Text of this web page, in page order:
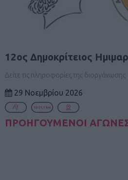
12ος Δημοκρίτειος
Δείτε τις πληροφορίες της διοργάνωσης
29 Νοεμβρίου 2026
ΠΡΟΗΓΟΥΜΕΝΟΙ